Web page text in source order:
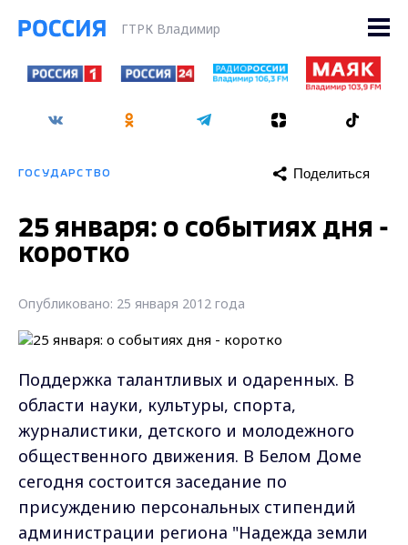
ГТРК Владимир
ГОСУДАРСТВО Поделиться
25 января: о событиях дня -
коротко
Опубликовано: 25 января 2012 года
Поддержка талантливых и одаренных. В
области науки, культуры, спорта,
журналистики, детского и молодежного
общественного движения. В Белом Доме
сегодня состоится заседание по
присуждению персональных стипендий
администрации региона "Надежда земли